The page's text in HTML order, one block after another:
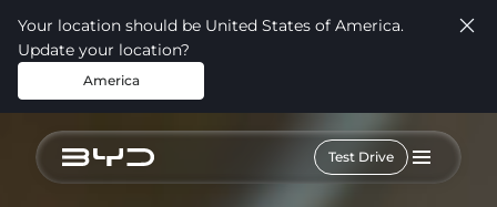
Your location should be United States of America.
Update your location?
America
Test Drive